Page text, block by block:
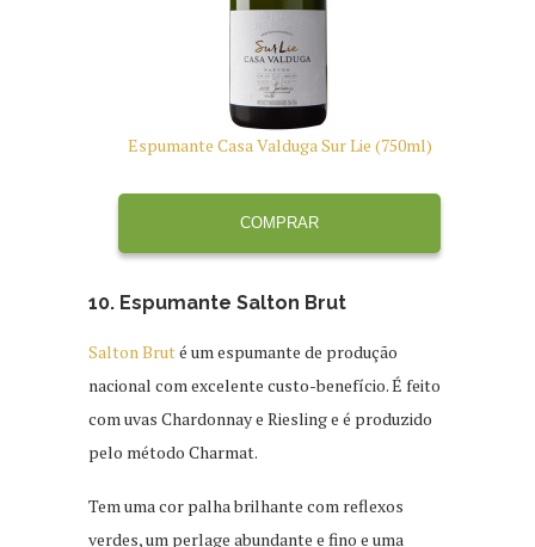
Espumante Casa Valduga Sur Lie (750ml)
COMPRAR
10. Espumante Salton Brut
Salton Bruté um espumante de produção
nacional com excelente custo-benefício. É feito
com uvas Chardonnay e Riesling e é produzido
pelo método Charmat.
Tem uma cor palha brilhante com reflexos
verdes, um perlage abundante e fino e uma